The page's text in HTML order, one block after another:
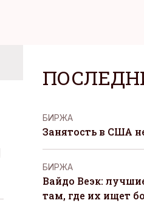
БИРЖА
Занятость в США
БИРЖА
Вайдо Веэк:
там, где их ищет